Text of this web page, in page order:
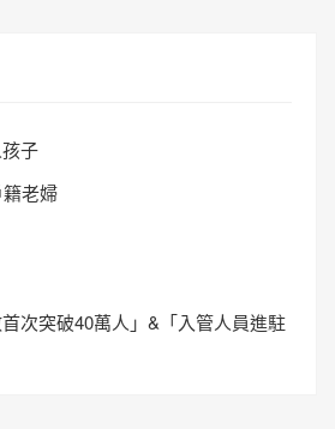
子
老婦
首次突破40萬人」&「入管人員進駐